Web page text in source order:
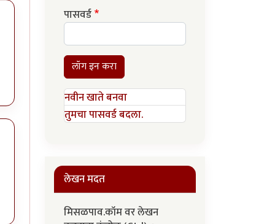
पासवर्ड
लॉग इन करा
नवीन खाते बनवा
तुमचा पासवर्ड बदला.
लेखन मदत
मिसळपाव.कॉम वर लेखन